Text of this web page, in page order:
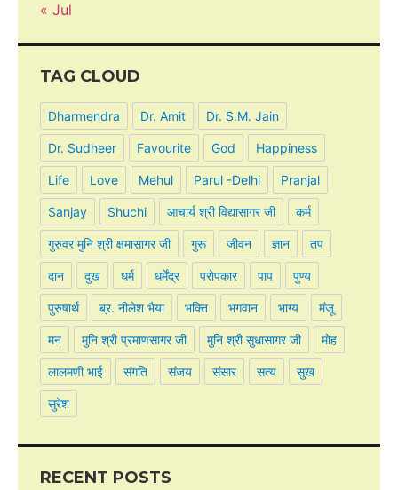
« Jul
TAG CLOUD
Dharmendra Dr. Amit Dr. S.M. Jain
Dr. Sudheer Favourite God Happiness
Life Love Mehul Parul -Delhi Pranjal
Sanjay Shuchi आचार्य श्री विद्यासागर जी कर्म
गुरुवर मुनि श्री क्षमासागर जी गुरू जीवन ज्ञान तप
दान दुख धर्म धर्मेंद्र परोपकार पाप पुण्य
पुरुषार्थ ब्र. नीलेश भैया भक्ति भगवान भाग्य मंजू
मन मुनि श्री प्रमाणसागर जी मुनि श्री सुधासागर जी मोह
लालमणी भाई संगति संजय संसार सत्य सुख
सुरेश
RECENT POSTS